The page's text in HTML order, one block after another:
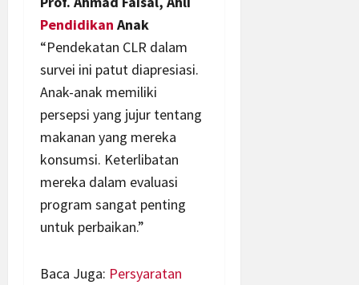
Pendidikan Anak
“Pendekatan CLR dalam
survei ini patut diapresiasi.
Anak-anak memiliki
persepsi yang jujur tentang
makanan yang mereka
konsumsi. Keterlibatan
mereka dalam evaluasi
program sangat penting
untuk perbaikan.”
Baca Juga: Persyaratan